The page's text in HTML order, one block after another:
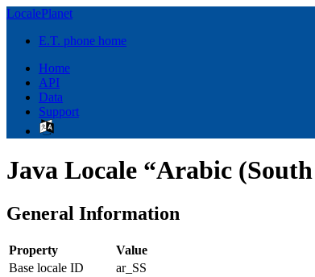
LocalePlanet
E.T. phone home
Home
API
Data
Support
Java Locale “Arabic
General Information
Property
Value
Base locale ID
ar_SS